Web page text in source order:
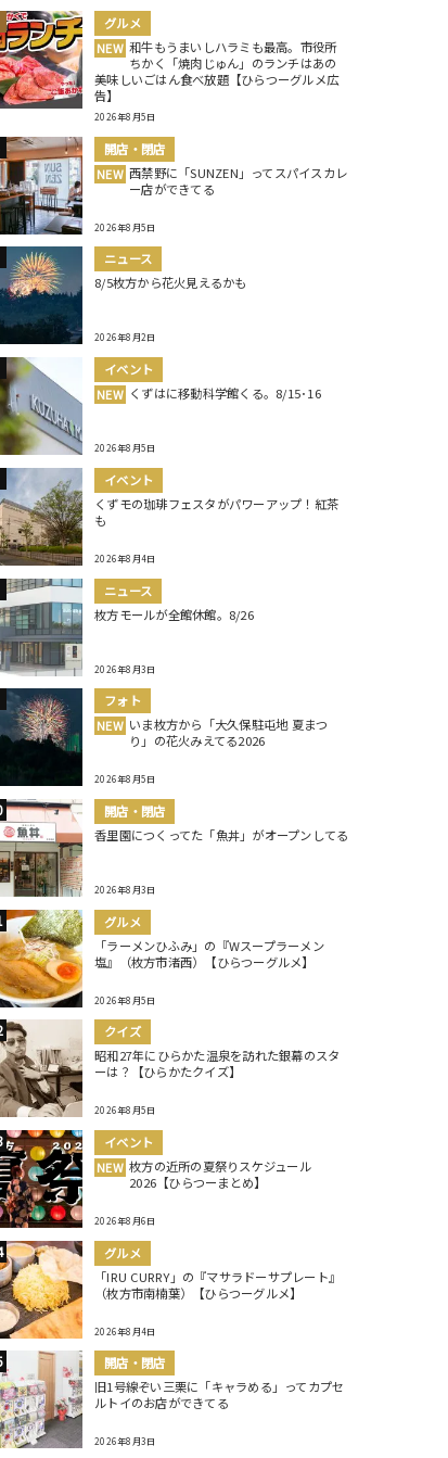
グルメ
NEW 和牛もうまいしハラミも最高。市役所
ちかく「焼肉じゅん」のランチはあの
美味しいごはん食べ放題【ひらつーグルメ広
告】
2026年8月5日
開店・閉店
NEW 西禁野に「SUNZEN」ってスパイスカレ
ー店ができてる
2026年8月5日
ニュース
8/5枚方から花火見えるかも
2026年8月2日
イベント
NEW くずはに移動科学館くる。8/15･16
2026年8月5日
イベント
くずモの珈琲フェスタがパワーアップ！紅茶
も
2026年8月4日
ニュース
枚方モールが全館休館。8/26
2026年8月3日
フォト
NEW いま枚方から「大久保駐屯地 夏まつ
り」の花火みえてる2026
2026年8月5日
開店・閉店
香里園につくってた「魚丼」がオープンしてる
2026年8月3日
グルメ
「ラーメンひふみ」の『Wスープラーメン
塩』（枚方市渚西）【ひらつーグルメ】
2026年8月5日
クイズ
昭和27年にひらかた温泉を訪れた銀幕のスタ
ーは？【ひらかたクイズ】
2026年8月5日
イベント
NEW 枚方の近所の夏祭りスケジュール
2026【ひらつーまとめ】
2026年8月6日
グルメ
「IRU CURRY」の『マサラドーサプレート』
（枚方市南楠葉）【ひらつーグルメ】
2026年8月4日
開店・閉店
旧1号線ぞい三栗に「キャラめる」ってカプセ
ルトイのお店ができてる
2026年8月3日